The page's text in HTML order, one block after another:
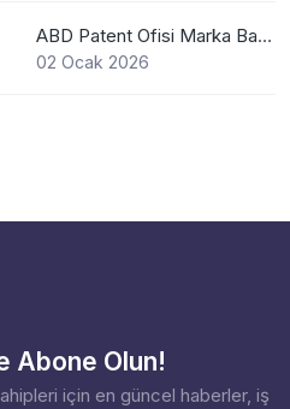
ABD Patent Ofisi Marka Başvurusu Nasıl Yapılır?
02 Ocak 2026
Abone Olun!
için en güncel haberler, iş